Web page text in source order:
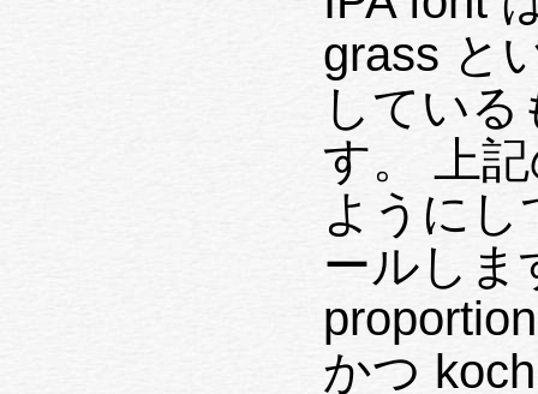
grass と
してい
す。 上
ようにし
ールしま
かつ